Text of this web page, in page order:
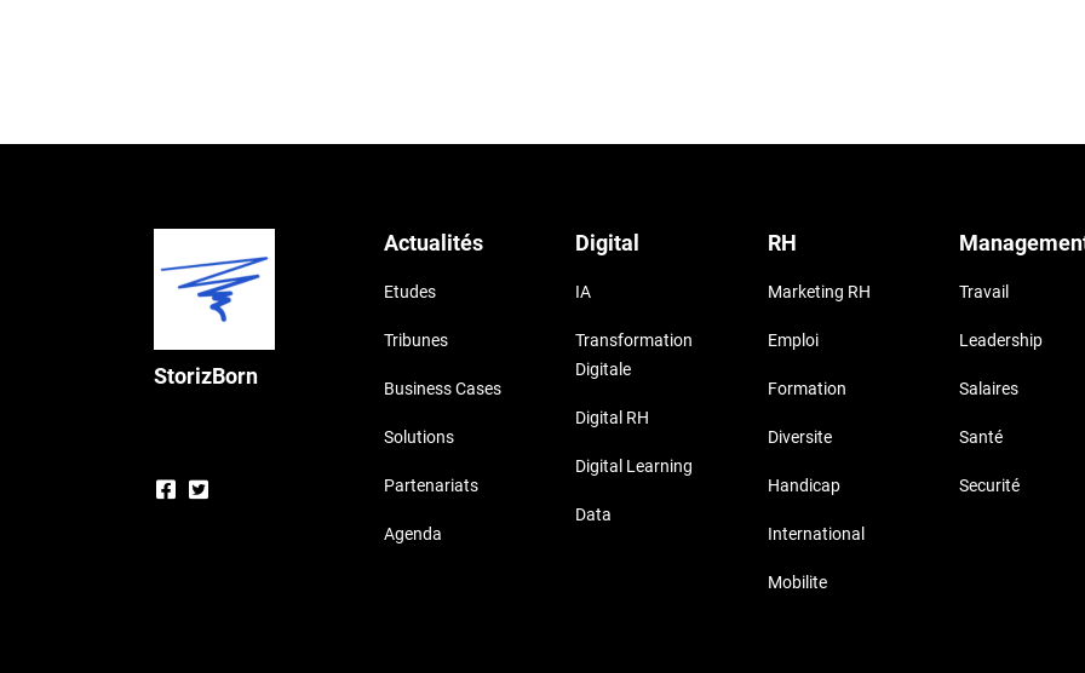
StorizBorn
Actualités
Etudes
Tribunes
Business Cases
Solutions
Partenariats
Agenda
Digital
IA
Transformation
Digitale
Digital RH
Digital Learning
Data
RH
Marketing RH
Emploi
Formation
Diversite
Handicap
International
Mobilite
Travail
Leadership
Salaires
Santé
Securité